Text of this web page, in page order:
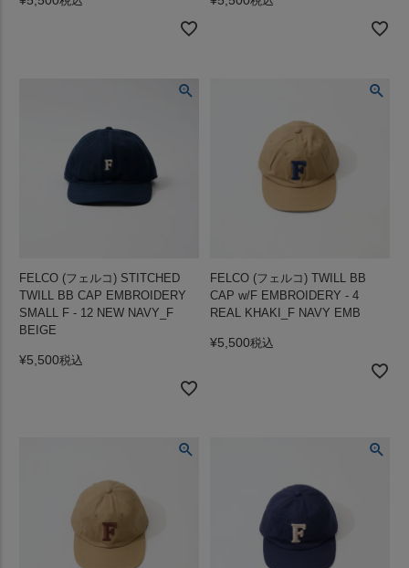
FELCO (フェルコ) STITCHED
TWILL BB CAP EMBROIDERY
SMALL F - 12 NEW NAVY_F
BEIGE
¥5,500税込
FELCO (フェルコ) TWILL BB
CAP w/F EMBROIDERY - 4
REAL KHAKI_F NAVY EMB
¥5,500税込